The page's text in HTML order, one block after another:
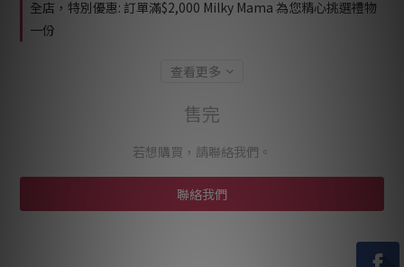
全店，特別優惠: 訂單滿$2,000 Milky Mama 為您精心挑選禮物
一份
查看更多
售完
若想購買，請聯絡我們。
聯絡我們